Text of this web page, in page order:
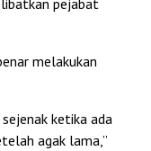
pejabat
melakukan
ketika ada
agak lama,”